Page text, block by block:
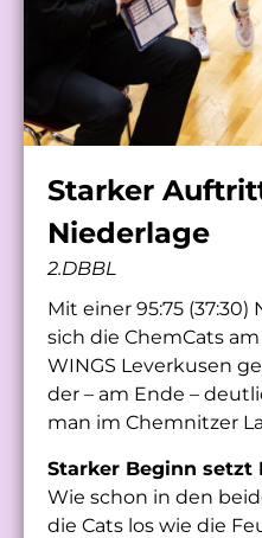
Starker
Niederlage
2.DBBL
Mit einer 95:75
sich die ChemCats
WINGS Leverkusen
der – am Ende –
man im Chemnitzer
Starker Beginn setzt
Wie schon in den
die Cats los wie die